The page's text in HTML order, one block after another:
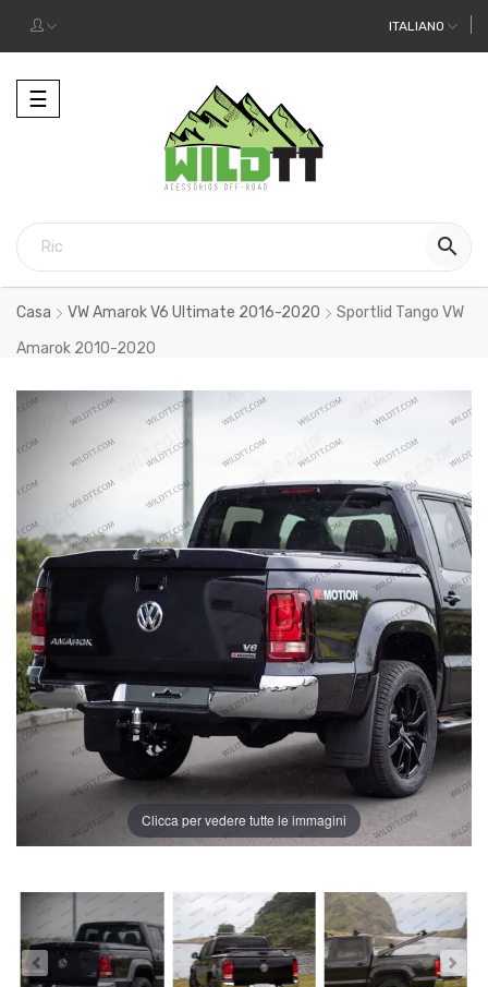
ITALIANO
Toggle
navigation
☰

Casa VW Amarok V6 Ultimate 2016-2020
Sportlid Tango VW
Amarok 2010-2020
Clicca per vedere tutte le immagini